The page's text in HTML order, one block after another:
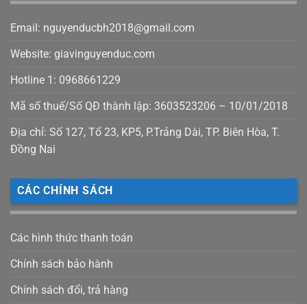
Email: nguyenducbh2018@gmail.com
Website: giavinguyenduc.com
Hotline 1: 0968661229
Mã số thuế/Số QĐ thành lập: 3603523206 – 10/01/2018
Địa chỉ: Số 127, Tổ 23, KP5, P.Trảng Dài, TP. Biên Hòa, T.
Đồng Nai
CÁC CHÍNH SÁCH
Các hình thức thanh toán
Chính sách bảo hành
Chính sách đổi, trả hàng